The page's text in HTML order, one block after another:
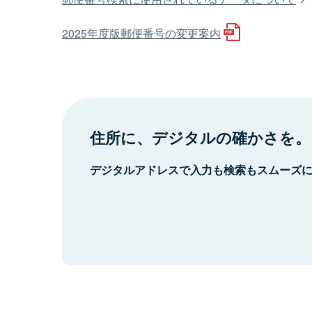
2025年度版郵便番号の変更案内
住所に、デジタルの確かさを。
デジタルアドレスで入力も検索もスムーズ